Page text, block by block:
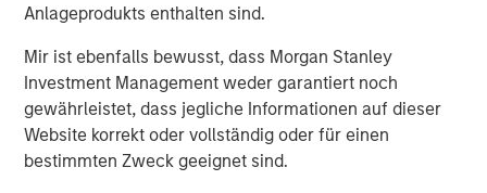
Anlageprodukts enthalten sind.
Mir ist ebenfalls bewusst, dass Morgan Stanley
Investment Management weder garantiert noch
gewährleistet, dass jegliche Informationen auf dieser
Website korrekt oder vollständig oder für einen
bestimmten Zweck geeignet sind.
Morgan Stanley Expansion Capital and East West Bank
business model and approach and recognize the potential
of Medsphere to bring real change to healthcare IT.”
This investment will further drive Medsphere’s growth,
allowing them to hire additional team members to